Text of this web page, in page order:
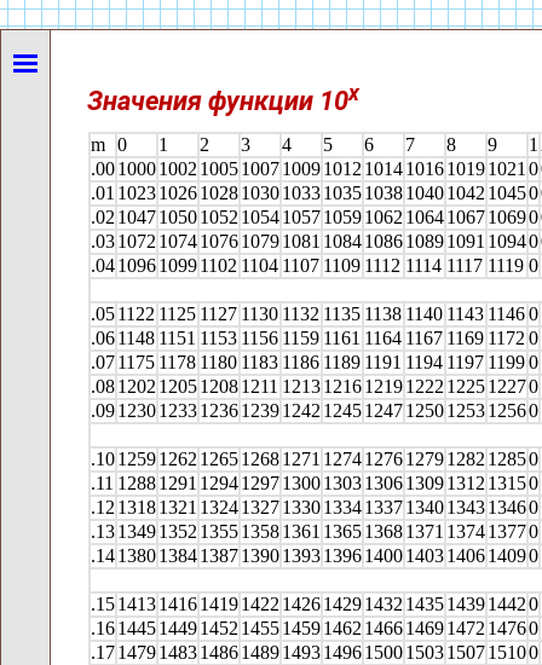
Значения функции 10x
m 0 1 2 3 4 5 6 7 8 9 1
.0010001002 1005100710091012 1014101610191021 0
.01 102310261028103010331035103810401042 10450
.02 104710501052 1054105710591062 1064106710690
.031072 1074107610791081 1084108610891091 10940
.04109610991102 1104 1107 1109 1112 1114 1117 1119 0
.051122 1125 1127 1130 1132 1135 1138 1140 1143 11460
.061148 1151 1153 1156 1159 1161 1164 1167 1169 1172 0
.071175 1178 1180 1183 1186 1189 1191 1194 1197 11990
.081202 120512081211 1213121612191222 122512270
.0912301233123612391242 124512471250125312560
.1012591262 126512681271 1274127612791282 12850
.11 12881291 1294129713001303130613091312 13150
.12 13181321 132413271330133413371340134313460
.1313491352 135513581361 136513681371 137413770
.1413801384138713901393139614001403140614090
.151413141614191422 142614291432 1435143914420
.16144514491452 145514591462 146614691472 14760
.1714791483148614891493149615001503150715100